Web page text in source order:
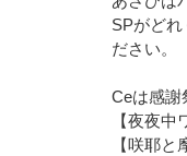
SPがどれ
ださい。
Ceは感謝
【夜夜
【咲耶